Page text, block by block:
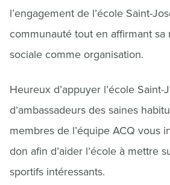
l’engagement de l’école Saint-
communauté tout en affirmant sa
sociale comme organisation.
Heureux d’appuyer l’école
d’ambassadeurs des saines
membres de l’équipe ACQ vous
don afin d’aider l’école à mettre
sportifs intéressants.